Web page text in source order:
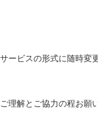
ービスの形式に随時変
理解とご協力の程お願